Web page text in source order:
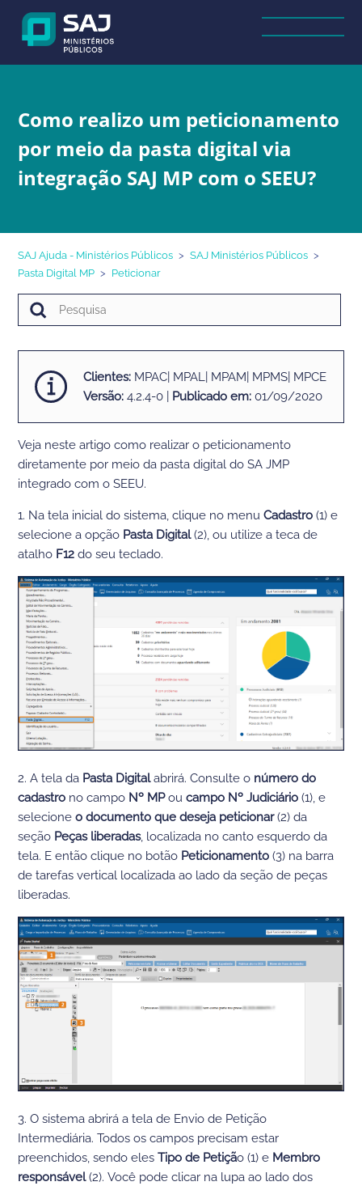
Como realizo um peticionamento
por meio da pasta digital via
integração SAJ MP com o SEEU?
SAJ Ajuda - Ministérios Públicos
SAJ Ministérios Públicos
Pasta Digital MP
Peticionar
Clientes: MPAC| MPAL| MPAM| MPMS| MPCE
Versão: 4.2.4-0 | Publicado em: 01/09/2020
Veja neste artigo como realizar o peticionamento
diretamente por meio da pasta digital do SA JMP
integrado com o SEEU.
1. Na tela inicial do sistema, clique no menuCadastro (1) e
selecione a opção Pasta Digital(2), ou utilize a teca de
atalho F12 do seu teclado.
2. A tela da Pasta Digitalabrirá. Consulte o número do
cadastro no campo Nº MPou campo Nº Judiciário (1), e
selecioneo documento que deseja peticionar(2) da
seção Peças liberadas, localizada no canto esquerdo da
tela. E então clique no botão Peticionamento (3) na barra
de tarefas vertical localizada ao lado da seção de peças
liberadas.
3.O sistema abrirá a telade Envio de Petição
Intermediária. Todos os campos precisam estar
preenchidos, sendoelesTipo de Petição (1) e Membro
responsável (2). Você pode clicar na lupa ao ladodos